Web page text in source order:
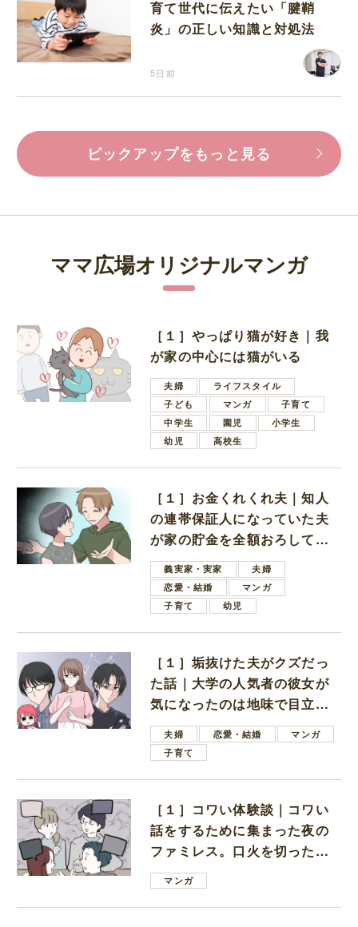
育て世代に伝えたい「腱鞘
炎」の正しい知識と対処法
5日前
ピックアップをもっと見る
ママ広場オリジナルマンガ
［１］やっぱり猫が好き｜我
が家の中心には猫がいる
夫婦
ライフスタイル
子ども
マンガ
子育て
中学生
園児
小学生
幼児
高校生
［１］お金くれくれ夫｜知人
の連帯保証人になっていた夫
が家の貯金を全額おろしてほ
しいと言ってきた
義実家・実家
夫婦
恋愛・結婚
マンガ
子育て
幼児
［１］垢抜けた夫がクズだっ
た話｜大学の人気者の彼女が
気になったのは地味で目立た
ない男子学生
夫婦 恋愛・結婚
マンガ
子育て
［１］コワい体験談｜コワい
話をするために集まった夜の
ファミレス。口火を切ったの
は電車好きの男の子ママ
マンガ